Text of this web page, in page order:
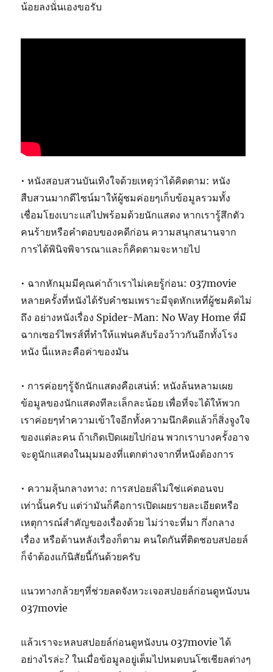
น้อยลงนั่นเองขอรับ
• หนังสอบสวนบันเทิงใจด้วยเหตุว่าได้คิดตาม: หนัง
สืบสวนมากดีไซน์มาให้ผู้ชมค่อยๆเก็บข้อมูลรวมทั้ง
เชื่อมโยงเบาะแสไปพร้อมด้วยนักแสดง หากเรารู้สึกตัว
คนร้ายหรือคำตอบของคดีก่อน ความสนุกสนานจาก
การได้พินิจพิจารณาและก็คิดตามจะหายไป
• ฉากหักมุมมีคุณค่าถ้าเราไม่เคยรู้ก่อน: 037movie
หลายครั้งที่หนังได้รับคำชมเพราะมีจุดหักเหที่ผู้ชมคิดไม่
ถึง อย่างหนังเรื่อง Spider-Man: No Way Home ที่มี
ฉากเซอร์ไพรส์ที่ทำให้แฟนคลับร้องว้าวกันอีกทั้งโรง
หนัง นี่แหละคือค่าของมัน
• การค่อยๆรู้จักนักแสดงคือเสน่ห์: หนังล้นหลามเผย
ข้อมูลของนักแสดงทีละเล็กละน้อย เพื่อที่จะได้ให้พวก
เราค่อยๆทำความเข้าใจอีกทั้งความนึกคิดแล้วก็สิ่งจูงใจ
ของแต่ละคน ถ้าเกิดเปิดเผยไปก่อน พวกเราบางครั้งอาจ
จะดูนักแสดงในมุมมองที่แตกต่างจากที่หนังต้องการ
• ความลุ้นกลางทาง: การสปอยล์ไม่ใช่แค่ตอนจบ
เท่านั้นครับ แต่ว่ามันก็คือการเปิดเผยรายละเอียดหรือ
เหตุการณ์สำคัญของเรื่องด้วย ไม่ว่าจะที่มา กึ่งกลาง
เรื่อง หรือด้านหลังเรื่องก็ตาม คนใดกันที่ติดชอบสปอยล์
ก็จำต้องแก้นิสัยนี้กันด้วยครับ
แนวทางกล้วยๆที่ช่วยลดจังหวะเจอสปอยล์ก่อนดูหนังบน
037movie
แล้วเราจะหลบสปอยล์ก่อนดูหนังบน 037movie ได้
อย่างไรล่ะ? ในเมื่อข้อมูลอยู่เต็มไปหมดบนโซเชียลต่างๆ